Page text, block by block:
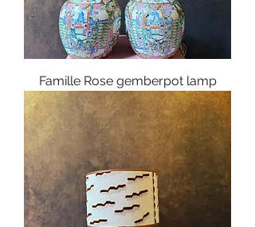
Famille Rose gemberpot lamp